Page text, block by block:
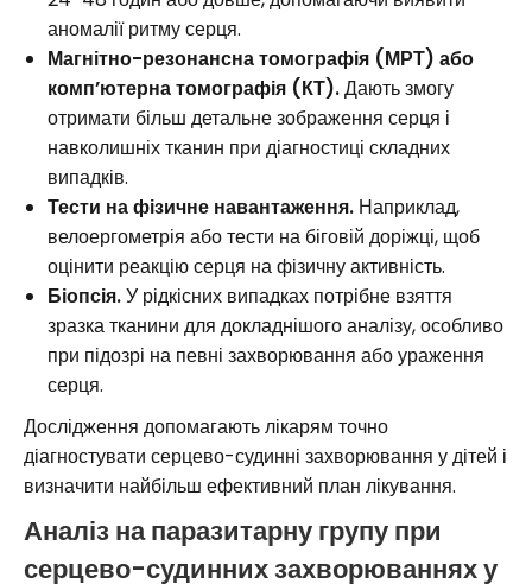
аномалії ритму серця.
Магнітно-резонансна томографія (МРТ) або
комп’ютерна томографія (КТ).Дають змогу
отримати більш детальне зображення серця і
навколишніх тканин при діагностиці складних
випадків.
Тести на фізичне навантаження. Наприклад,
велоергометрія або тести на біговій доріжці, щоб
оцінити реакцію серця на фізичну активність.
Біопсія.У рідкісних випадках потрібне взяття
зразка тканини для докладнішого аналізу, особливо
при підозрі на певні захворювання або ураження
серця.
Дослідження допомагають лікарям точно
діагностувати серцево-судинні захворювання у дітей і
визначити найбільш ефективний план лікування.
Аналіз на паразитарну групу при
серцево-судинних захворюваннях у